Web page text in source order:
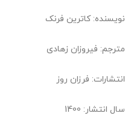
نویسنده: کاترین فرنک
مترجم: فیروزان زهادی
انتشارات: فرزان روز
سال انتشار: 1400